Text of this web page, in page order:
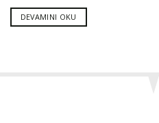
DEVAMINI OKU